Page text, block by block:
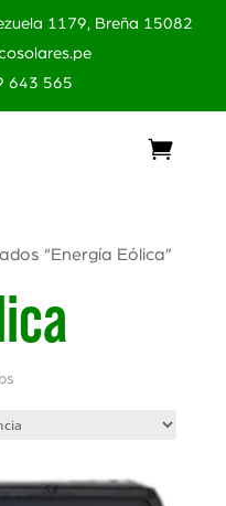
1179, Breña 15082
643 565
“Energía Eólica”